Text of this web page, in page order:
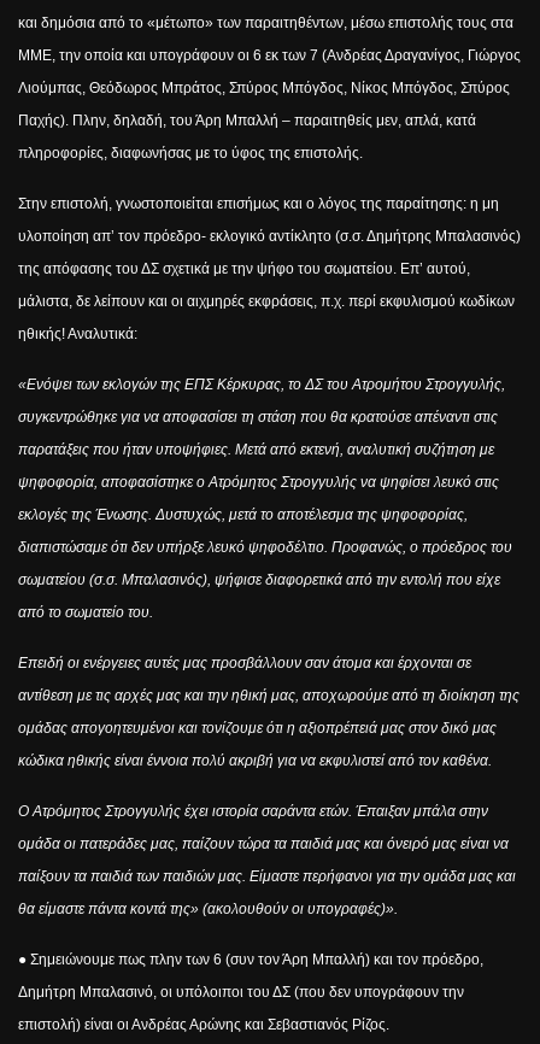
και δημόσια από το «μέτωπο» των παραιτηθέντων, μέσω επιστολής τους στα
ΜΜΕ, την οποία και υπογράφουν οι 6 εκ των 7 (Ανδρέας Δραγανίγος, Γιώργος
Λιούμπας, Θεόδωρος Μπράτος, Σπύρος Μπόγδος, Νίκος Μπόγδος, Σπύρος
Παχής). Πλην, δηλαδή, του Άρη Μπαλλή – παραιτηθείς μεν, απλά, κατά
πληροφορίες, διαφωνήσας με το ύφος της επιστολής.
Στην επιστολή, γνωστοποιείται επισήμως και ο λόγος της παραίτησης: η μη
υλοποίηση απ’ τον πρόεδρο- εκλογικό αντίκλητο (σ.σ. Δημήτρης Μπαλασινός)
της απόφασης του ΔΣ σχετικά με την ψήφο του σωματείου. Επ’ αυτού,
μάλιστα, δε λείπουν και οι αιχμηρές εκφράσεις, π.χ. περί εκφυλισμού κωδίκων
ηθικής! Αναλυτικά:
«Ενόψει των εκλογών της ΕΠΣ Κέρκυρας, το ΔΣ του Ατρομήτου Στρογγυλής,
συγκεντρώθηκε για να αποφασίσει τη στάση που θα κρατούσε απέναντι στις
παρατάξεις που ήταν υποψήφιες. Μετά από εκτενή, αναλυτική συζήτηση με
ψηφοφορία, αποφασίστηκε ο Ατρόμητος Στρογγυλής να ψηφίσει λευκό στις
εκλογές της Ένωσης. Δυστυχώς, μετά το αποτέλεσμα της ψηφοφορίας,
διαπιστώσαμε ότι δεν υπήρξε λευκό ψηφοδέλτιο. Προφανώς, ο πρόεδρος του
σωματείου (σ.σ. Μπαλασινός), ψήφισε διαφορετικά από την εντολή που είχε
από το σωματείο του.
Επειδή οι ενέργειες αυτές μας προσβάλλουν σαν άτομα και έρχονται σε
αντίθεση με τις αρχές μας και την ηθική μας, αποχωρούμε από τη διοίκηση της
ομάδας απογοητευμένοι και τονίζουμε ότι η αξιοπρέπειά μας στον δικό μας
κώδικα ηθικής είναι έννοια πολύ ακριβή για να εκφυλιστεί από τον καθένα.
Ο Ατρόμητος Στρογγυλής έχει ιστορία σαράντα ετών. Έπαιξαν μπάλα στην
ομάδα οι πατεράδες μας, παίζουν τώρα τα παιδιά μας και όνειρό μας είναι να
παίξουν τα παιδιά των παιδιών μας. Είμαστε περήφανοι για την ομάδα μας και
θα είμαστε πάντα κοντά της» (ακολουθούν οι υπογραφές)».
● Σημειώνουμε πως πλην των 6 (συν τον Άρη Μπαλλή) και τον πρόεδρο,
Δημήτρη Μπαλασινό, οι υπόλοιποι του ΔΣ (που δεν υπογράφουν την
επιστολή) είναι οι Ανδρέας Αρώνης και Σεβαστιανός Ρίζος.